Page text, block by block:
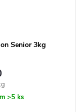
Senior 3kg
>5 ks